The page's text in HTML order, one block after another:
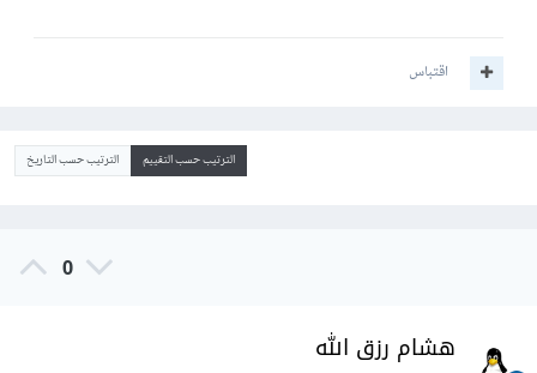
اقتباس
الترتيب حسب التقييم الترتيب حسب التاريخ
0
هشام رزق الله